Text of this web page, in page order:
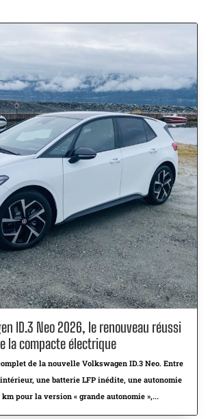
ID.3 Neo 2026, le renouveau réussi
la compacte électrique
de la nouvelle Volkswagen ID.3 Neo. Entre
une batterie LFP inédite, une autonomie
km pour la version « grande autonomie »,...